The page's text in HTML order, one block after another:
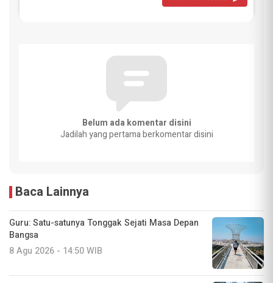
Belum ada komentar disini
Jadilah yang pertama berkomentar disini
Baca Lainnya
Guru: Satu-satunya Tonggak Sejati Masa Depan
Bangsa
8 Agu 2026 - 14:50 WIB